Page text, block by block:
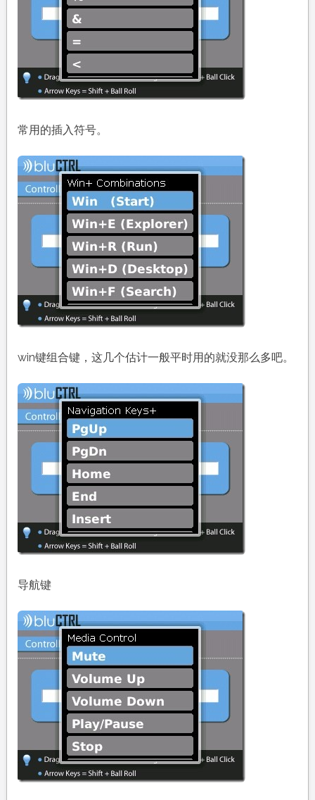
常用的插入符号。
win键组合键，这几个估计一般平时用的就没那么多吧。
导航键